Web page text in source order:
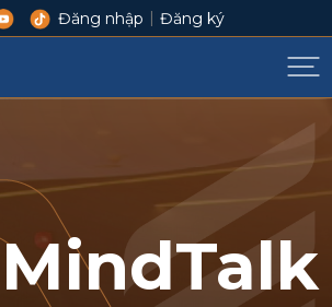
Đăng nhập | Đăng ký
MindTalk